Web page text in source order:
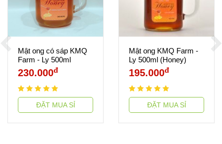
Mật ong có sáp KMQ
Farm - Ly 500ml
(Honey)
230.000đ
ĐẶT MUA SỈ
Mật ong KMQ Farm -
Ly 500ml (Honey)
195.000đ
ĐẶT MUA SỈ